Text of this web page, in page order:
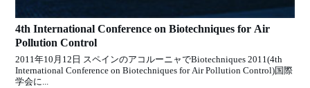
4th International Conference on Biotechniques for Air
Pollution Control
2011年10月12日 スペインのアコルーニャでBiotechniques 2011(4th
International Conference on Biotechniques for Air Pollution Control)国際
学会に...